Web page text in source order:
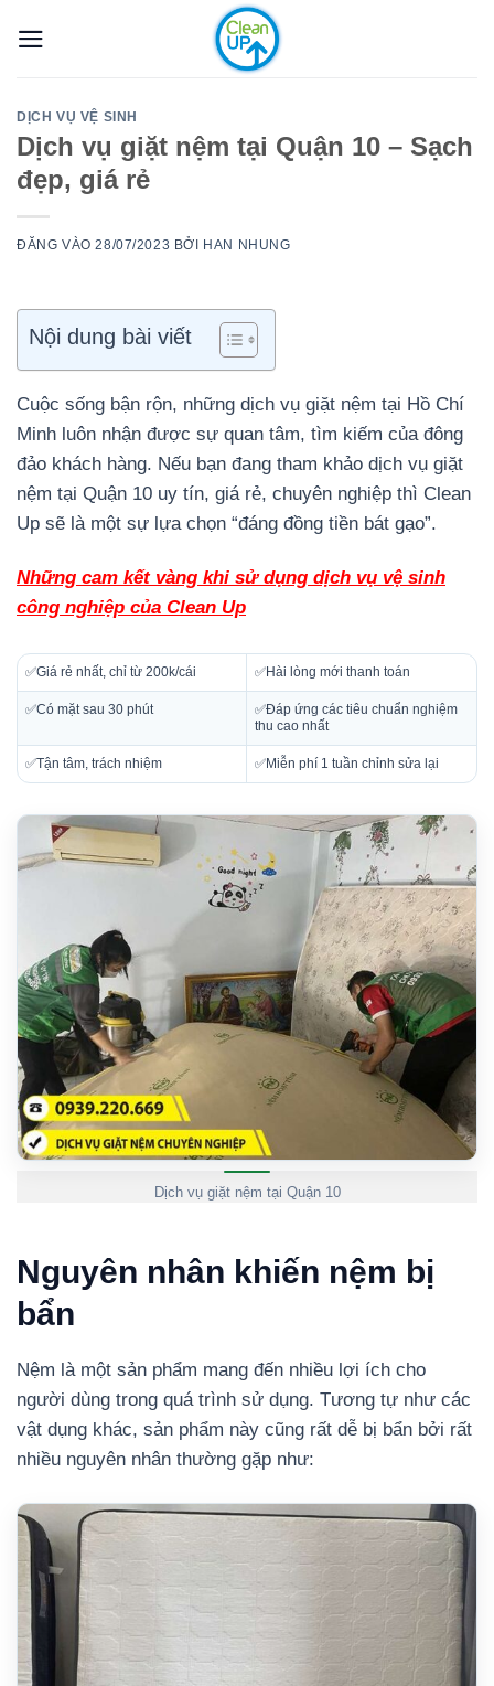
qua
DỊCH VỤ VỆ SINH
Dịch vụ giặt nệm tại Quận 10 – Sạch
đẹp, giá rẻ
ĐĂNG VÀO28/07/2023 BỞI HAN NHUNG
Nội dung bài viết
Cuộc sống bận rộn, những dịch vụ giặt nệm tại Hồ Chí
Minh luôn nhận được sự quan tâm, tìm kiếm của đông
đảo khách hàng. Nếu bạn đang tham khảo dịch vụ giặt
nệm tại Quận 10 uy tín, giá rẻ, chuyên nghiệp thì Clean
Up sẽ là một sự lựa chọn “đáng đồng tiền bát gạo”.
Những cam kết vàng khi sử dụng dịch vụ vệ sinh
công nghiệp của Clean Up
✅Giá rẻ nhất, chỉ từ 200k/cái ✅Hài lòng mới thanh toán
✅Có mặt sau 30 phút
✅Đáp ứng các tiêu chuẩn nghiệm
thu cao nhất
✅Tận tâm, trách nhiệm ✅Miễn phí 1 tuần chỉnh sửa lại
Dịch vụ giặt nệm tại Quận 10
Nguyên nhân khiến nệm bị
bẩn
Nệm là một sản phẩm mang đến nhiều lợi ích cho
người dùng trong quá trình sử dụng. Tương tự như các
vật dụng khác, sản phẩm này cũng rất dễ bị bẩn bởi rất
nhiều nguyên nhân thường gặp như: